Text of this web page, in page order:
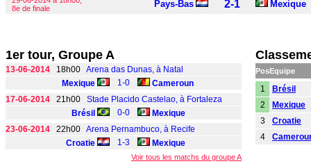
8e de finale
Pays-Bas 2-1 Mexique
1er tour, Groupe A
13-06-2014 18h00 Arena das Dunas, à Natal
Mexique
1-0
Cameroun
17-06-2014 21h00 Stade Placido Castelao, à Fortaleza
Brésil
0-0
Mexique
23-06-2014 22h00 Arena Pernambuco, à Recife
Croatie
1-3 Mexique
Voir tous les matchs du groupe A
PosEquipe
1
Brésil
2
Mexique
3
Croatie
4